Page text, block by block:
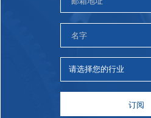
订阅